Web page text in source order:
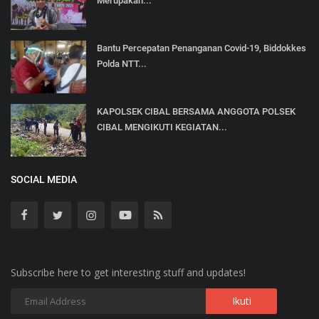
Bantu Percepatan Penanganan Covid-19, Biddokkes
Polda NTT...
KAPOLSEK CIBAL BERSAMA ANGGOTA POLSEK
CIBAL MENGIKUTI KEGIATAN...
SOCIAL MEDIA
Subscribe here to get interesting stuff and updates!